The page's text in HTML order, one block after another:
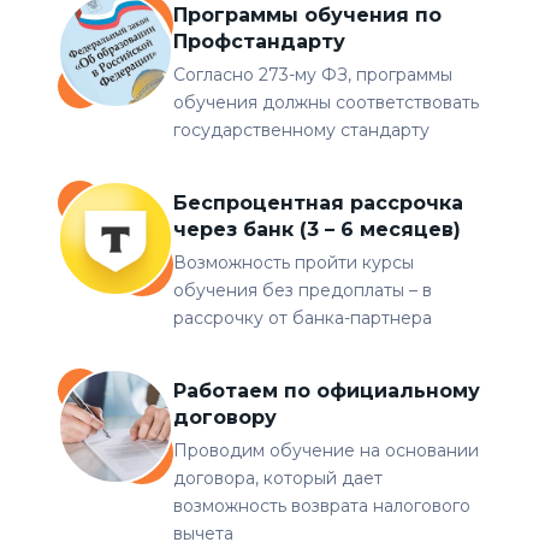
Программы обучения по
Профстандарту
Согласно 273-му ФЗ, программы
обучения должны соответствовать
государственному стандарту
Беспроцентная рассрочка
через банк (3 – 6 месяцев)
Возможность пройти курсы
обучения без предоплаты – в
рассрочку от банка-партнера
Работаем по официальному
договору
Проводим обучение на основании
договора, который дает
возможность возврата налогового
вычета